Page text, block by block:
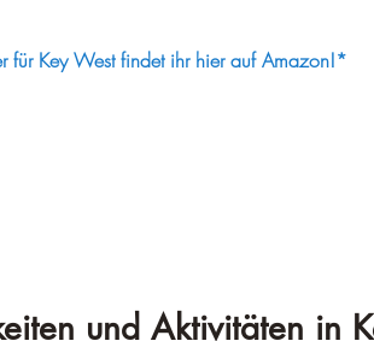
für Key West findet ihr hier auf Amazon!*
und Aktivitäten in